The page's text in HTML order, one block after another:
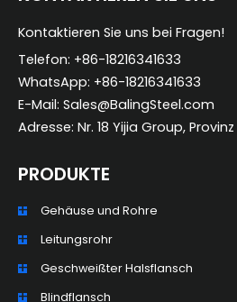
Kontaktieren Sie uns bei Fragen!
Telefon: +86-18216341633
WhatsApp: +86-18216341633
E-Mail: Sales@BalingSteel.com
Adresse: Nr. 18 Yijia Group,
PRODUKTE
Gehäuse und Rohre
Leitungsrohr
Geschweißter Halsflansch
Blindflansch